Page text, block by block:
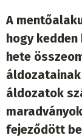
A
hogy
hete
áldozatok
fejeződött